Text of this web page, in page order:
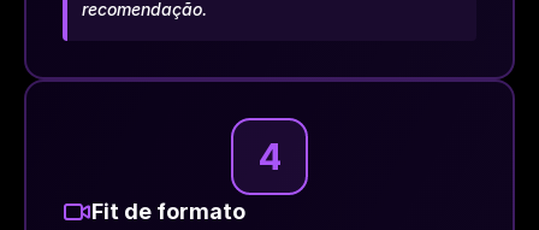
recomendação.
4
Fit de formato